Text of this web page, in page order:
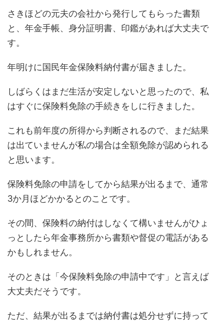
さきほどの元夫の会社から発行してもらった書類
と、年金手帳、身分証明書、印鑑があれば大丈夫で
す。
年明けに国民年金保険料納付書が届きました。
しばらくはまだ生活が安定しないと思ったので、私
はすぐに保険料免除の手続きをしに行きました。
これも前年度の所得から判断されるので、まだ結果
は出ていませんが私の場合は全額免除が認められる
と思います。
保険料免除の申請をしてから結果が出るまで、通常
3か月ほどかかるとのことです。
その間、保険料の納付はしなくて構いませんがひょ
っとしたら年金事務所から書類や督促の電話がある
かもしれません。
そのときは「今保険料免除の申請中です」と言えば
大丈夫だそうです。
ただ、結果が出るまでは納付書は処分せずに持って